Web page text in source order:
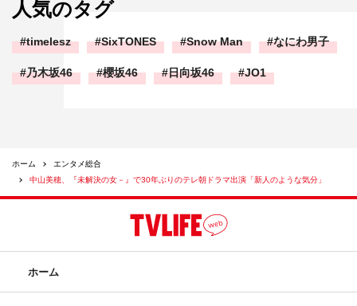
人気のタグ
timelesz SixTONES Snow Man なにわ男子
乃木坂46 櫻坂46 日向坂46 JO1
ホーム
エンタメ総合
中山美穂、『未解決の女－』で30年ぶりのテレ朝ドラマ出演「新人のような気分」
ホーム